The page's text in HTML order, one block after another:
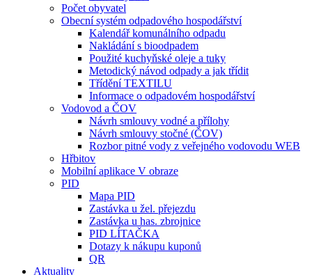
Počet obyvatel
Obecní systém odpadového hospodářství
Kalendář komunálního odpadu
Nakládání s bioodpadem
Použité kuchyňské oleje a tuky
Metodický návod odpady a jak třídit
Třídění TEXTILU
Informace o odpadovém hospodářství
Vodovod a ČOV
Návrh smlouvy vodné a přílohy
Návrh smlouvy stočné (ČOV)
Rozbor pitné vody z veřejného vodovodu WEB
Hřbitov
Mobilní aplikace V obraze
PID
Mapa PID
Zastávka u žel. přejezdu
Zastávka u has. zbrojnice
PID LÍTAČKA
Dotazy k nákupu kuponů
QR
Aktuality